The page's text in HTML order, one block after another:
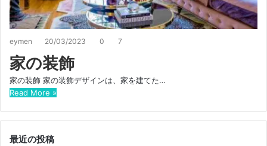
eymen 20/03/2023 0 7
家の装飾
家の装飾 家の装飾デザインは、家を建てた…
Read More »
最近の投稿